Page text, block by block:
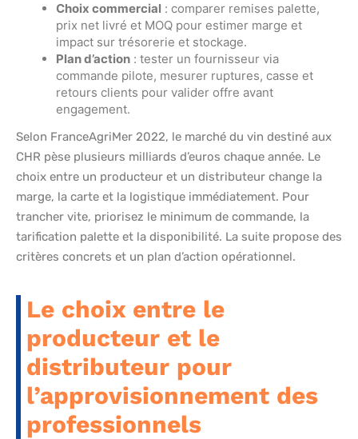
Choix commercial : comparer remises palette,
prix net livré et MOQ pour estimer marge et
impact sur trésorerie et stockage.
Plan d’action : tester un fournisseur via
commande pilote, mesurer ruptures, casse et
retours clients pour valider offre avant
engagement.
Selon FranceAgriMer 2022, le marché du vin destiné aux
CHR pèse plusieurs milliards d’euros chaque année. Le
choix entre un producteur et un distributeur change la
marge, la carte et la logistique immédiatement. Pour
trancher vite, priorisez le minimum de commande, la
tarification palette et la disponibilité. La suite propose des
critères concrets et un plan d’action opérationnel.
Le choix entre le
producteur et le
distributeur pour
l’approvisionnement des
professionnels